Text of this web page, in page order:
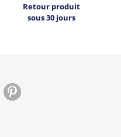
Retour produit
sous 30 jours